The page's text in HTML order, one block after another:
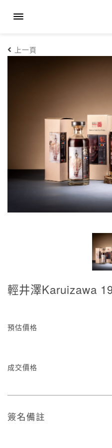
上一頁
輕井澤Karuizawa
預估價格
成交價格
簽名備註